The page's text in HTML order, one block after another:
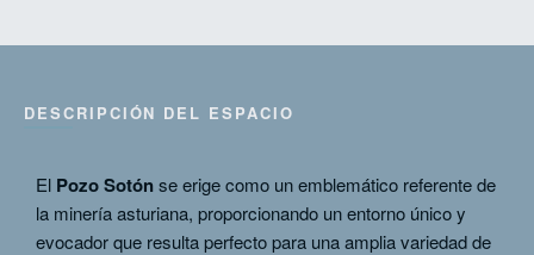
DESCRIPCIÓN DEL ESPACIO
El Pozo Sotónse erige como un emblemático referente de
la minería asturiana, proporcionando un entorno único y
evocador que resulta perfecto para una amplia variedad de